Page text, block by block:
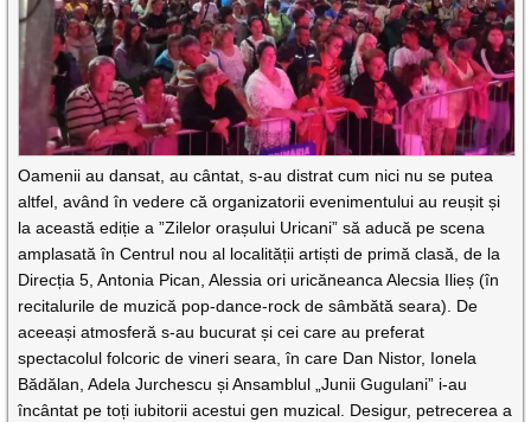
Oamenii au dansat, au cântat, s-au distrat cum nici nu se putea
altfel, având în vedere că organizatorii evenimentului au reușit și
la această ediție a ”Zilelor orașului Uricani” să aducă pe scena
amplasată în Centrul nou al localității artiști de primă clasă, de la
Direcția 5, Antonia Pican, Alessia ori uricăneanca Alecsia Ilieș (în
recitalurile de muzică pop-dance-rock de sâmbătă seara). De
aceeași atmosferă s-au bucurat și cei care au preferat
spectacolul folcoric de vineri seara, în care Dan Nistor, Ionela
Bădălan, Adela Jurchescu și Ansamblul „Junii Gugulani” i-au
încântat pe toți iubitorii acestui gen muzical. Desigur, petrecerea a